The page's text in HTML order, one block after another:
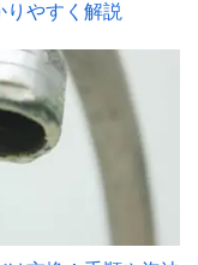
りやすく解説